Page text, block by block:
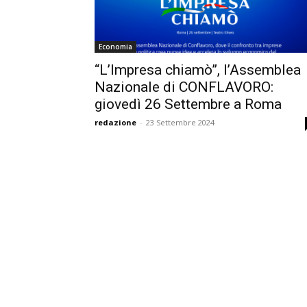
Economia
“L’Impresa chiamò”, l’Assemblea
Nazionale di CONFLAVORO:
giovedì 26 Settembre a Roma
redazione - 23 Settembre 2024